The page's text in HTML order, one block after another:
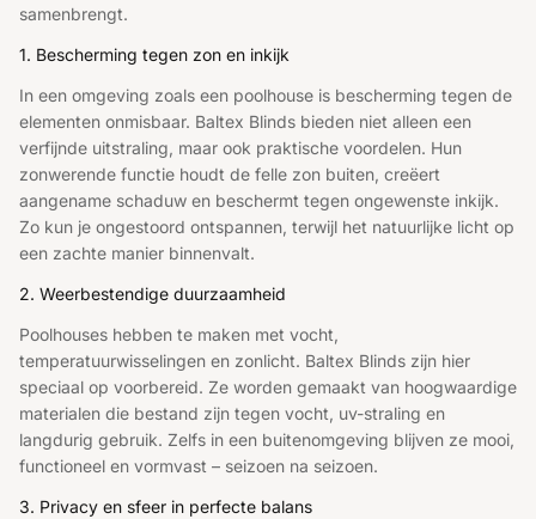
samenbrengt.
1. Bescherming tegen zon en inkijk
In een omgeving zoals een poolhouse is bescherming tegen de
elementen onmisbaar. Baltex Blinds bieden niet alleen een
verfijnde uitstraling, maar ook praktische voordelen. Hun
zonwerende functie houdt de felle zon buiten, creëert
aangename schaduw en beschermt tegen ongewenste inkijk.
Zo kun je ongestoord ontspannen, terwijl het natuurlijke licht op
een zachte manier binnenvalt.
2. Weerbestendige duurzaamheid
Poolhouses hebben te maken met vocht,
temperatuurwisselingen en zonlicht. Baltex Blinds zijn hier
speciaal op voorbereid. Ze worden gemaakt van hoogwaardige
materialen die bestand zijn tegen vocht, uv-straling en
langdurig gebruik. Zelfs in een buitenomgeving blijven ze mooi,
functioneel en vormvast – seizoen na seizoen.
3. Privacy en sfeer in perfecte balans